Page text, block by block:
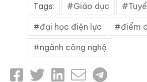
Tags: Giáo dục
đại học điện lực điểm
ngành công nghệ